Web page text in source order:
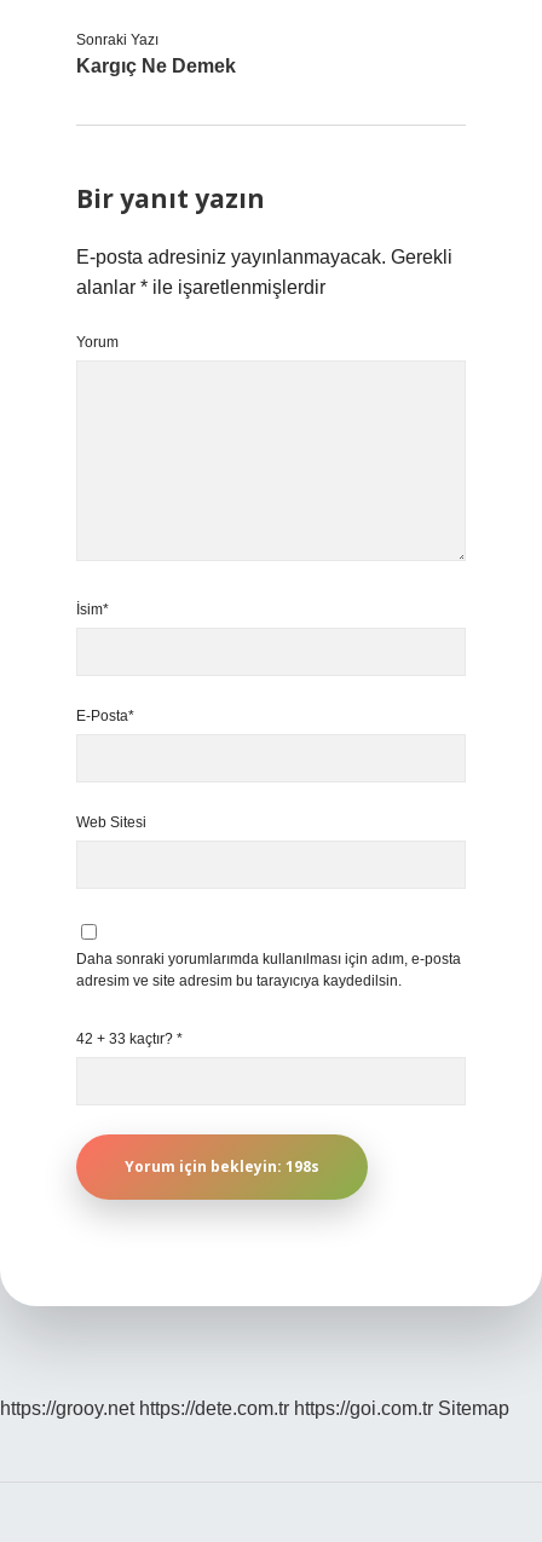
Sonraki Yazı
Kargıç Ne Demek
Bir yanıt yazın
E-posta adresiniz yayınlanmayacak. Gerekli
alanlar * ile işaretlenmişlerdir
Yorum
İsim*
E-Posta*
Web Sitesi
Daha sonraki yorumlarımda kullanılması için adım, e-posta
adresim ve site adresim bu tarayıcıya kaydedilsin.
42 + 33 kaçtır? *
https://grooy.net https://dete.com.tr https://goi.com.tr Sitemap